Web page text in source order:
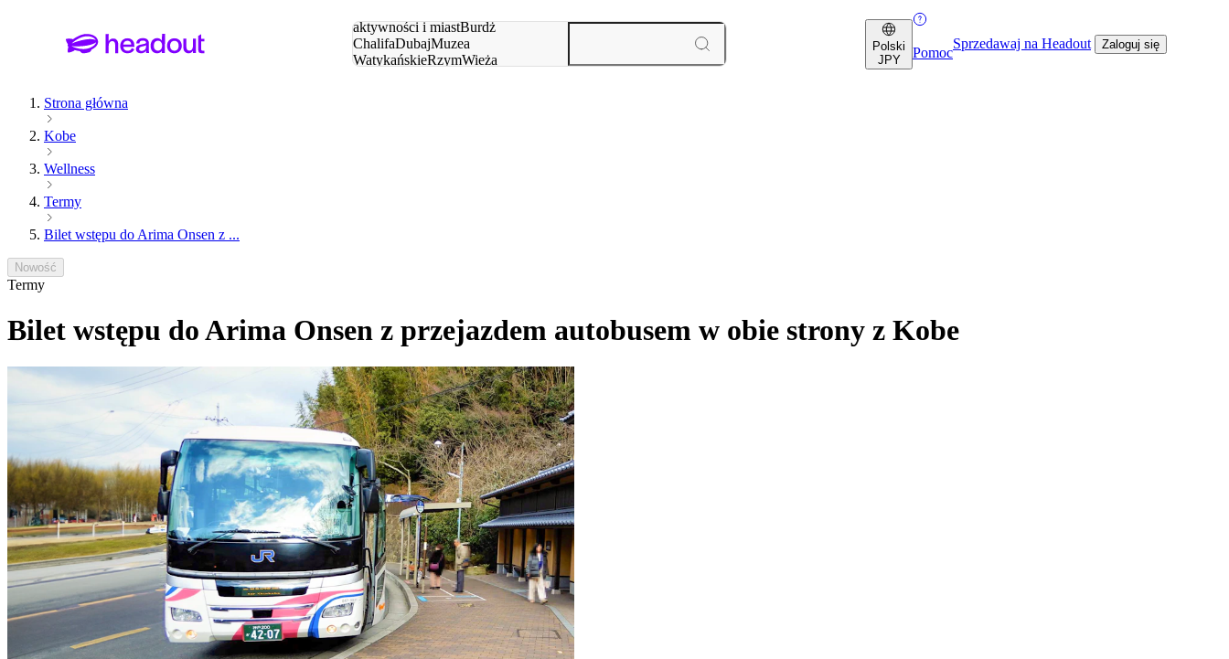
aktywności i miastBurdż
ChalifaDubajMuzea
WatykańskieRzymWieża
Polski
JPY
Pomoc
Sprzedawaj na Headout Zaloguj się
Strona główna
Kobe
Wellness
Termy
Bilet wstępu do Arima Onsen z ...
Nowość
Termy
Bilet wstępu do Arima Onsen z przejazdem autobusem w obie strony z Kobe